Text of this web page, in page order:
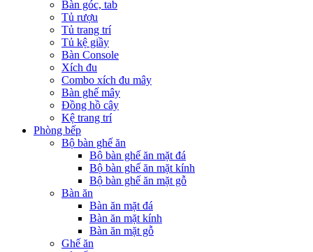
Bàn góc, tab
Tủ rượu
Tủ trang trí
Tủ kệ giầy
Bàn Console
Xích đu
Combo xích đu mây
Bàn ghế mây
Đồng hồ cây
Kệ trang trí
Phòng bếp
Bộ bàn ghế ăn
Bộ bàn ghế ăn mặt đá
Bộ bàn ghế ăn mặt kính
Bộ bàn ghế ăn mặt gỗ
Bàn ăn
Bàn ăn mặt đá
Bàn ăn mặt kính
Bàn ăn mặt gỗ
Ghế ăn